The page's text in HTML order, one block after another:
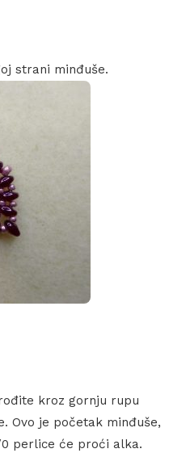
strani minđuše.
kroz gornju rupu
Ovo je početak minđuše,
perlice će proći alka.